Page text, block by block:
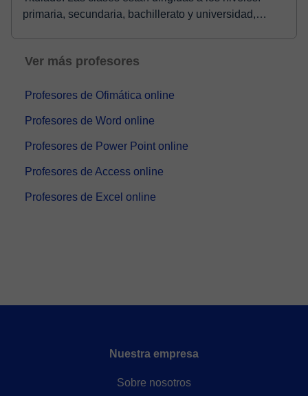
primaria, secundaria, bachillerato y universidad,
Ver más profesores
Profesores de Ofimática online
Profesores de Word online
Profesores de Power Point online
Profesores de Access online
Profesores de Excel online
Nuestra empresa
Sobre nosotros